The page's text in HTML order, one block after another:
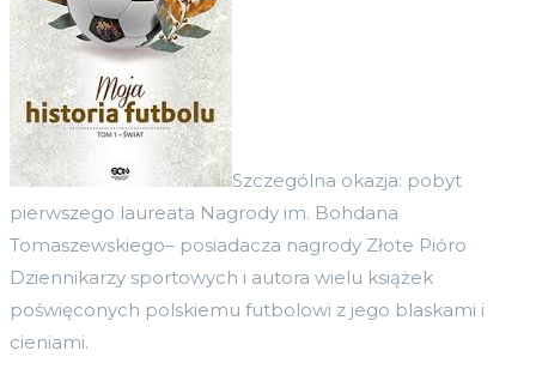
Szczególna okazja: pobyt
pierwszego laureata Nagrody im. Bohdana
Tomaszewskiego– posiadacza nagrody Złote Pióro
Dziennikarzy sportowych i autora wielu książek
poświęconych polskiemu futbolowi z jego blaskami i
cieniami.